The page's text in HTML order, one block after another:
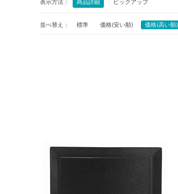
表示方法： 商品詳細 ピックアップ
並べ替え： 標準 価格(安い順) 価格(高い順)